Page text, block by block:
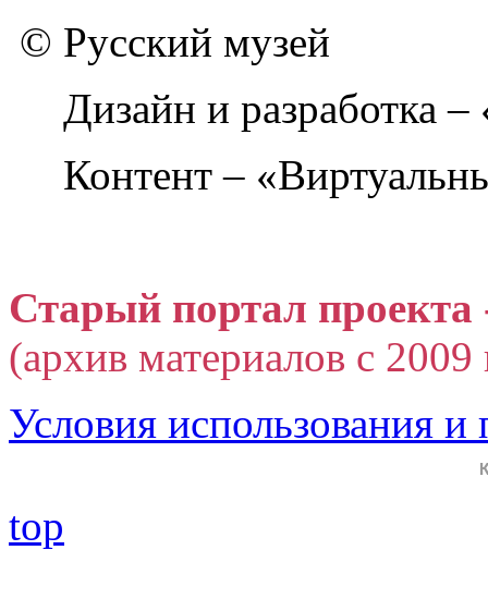
© Русский музей
Дизайн и разработка
Контент –
Старый портал
(архив материалов с
Условия использования
top